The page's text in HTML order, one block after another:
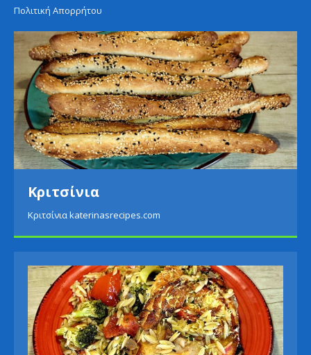
Πολιτική Απορρήτου
Κριτσίνια
Κριτσίνια katerinasrecipes.com